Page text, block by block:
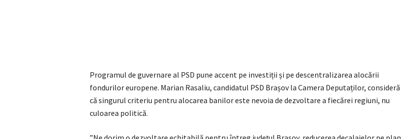
Programul de guvernare al PSD pune accent pe investiții și pe descentralizarea alocării
fondurilor europene. Marian Rasaliu, candidatul PSD Brașov la Camera Deputaților, consideră
că singurul criteriu pentru alocarea banilor este nevoia de dezvoltare a fiecărei regiuni, nu
culoarea politică.